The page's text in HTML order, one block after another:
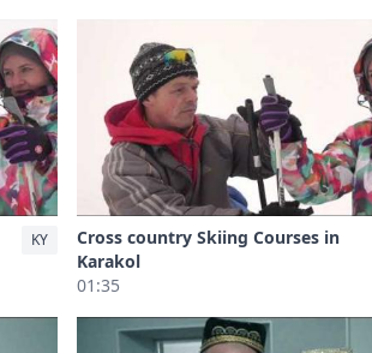
KY
Cross country Skiing Courses in
Karakol
01:35